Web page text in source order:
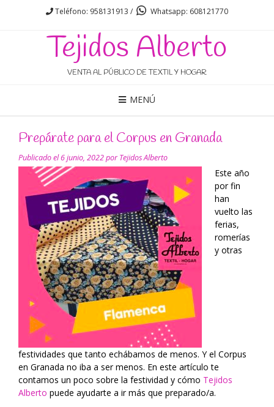
Teléfono: 958131913 / Whatsapp: 608121770
Tejidos Alberto
VENTA AL PÚBLICO DE TEXTIL Y HOGAR
MENÚ
Prepárate para el Corpus en Granada
Publicado el6 junio, 2022porTejidos Alberto
Este año
por fin
han
vuelto las
ferias,
romerías
y otras
festividades que tanto echábamos de menos. Y el Corpus
en Granada no iba a ser menos. En este artículo te
contamos un poco sobre la festividad y cómo Tejidos
Alberto puede ayudarte a ir más que preparado/a.